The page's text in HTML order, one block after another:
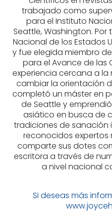
trabajado como
para el Instituto
Seattle, Washington.
Nacional de los Estados
y fue elegida miembro
para el Avance de las
experiencia cercana a la
cambiar la orientación
completó un máster en
de Seattle y
asiático en busca de
tradiciones de sanación
reconocidos expertos
comparte sus dotes
escritora a través de
a nivel nacional
Si deseas más